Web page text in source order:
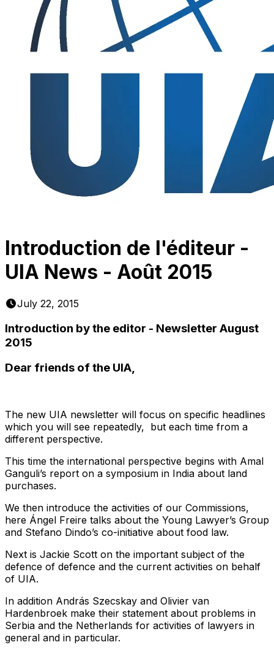
Introduction de l'éditeur -
UIA News - Août 2015
July 22, 2015
Introduction by the editor - Newsletter August
2015
Dear friends of the UIA,
The new UIA newsletter will focus on specific headlines
which you will see repeatedly, but each time from a
different perspective.
This time the international perspective begins with Amal
Ganguli’s report on a symposium in India about land
purchases.
We then introduce the activities of our Commissions,
here Ángel Freire talks about the Young Lawyer’s Group
and Stefano Dindo’s co-initiative about food law.
Next is Jackie Scott on the important subject of the
defence of defence and the current activities on behalf
of UIA.
In addition András Szecskay and Olivier van
Hardenbroek make their statement about problems in
Serbia and the Netherlands for activities of lawyers in
general and in particular.